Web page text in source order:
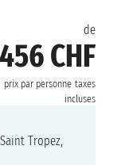
de
CHF
prix par personne taxes
incluses
Saint Tropez,